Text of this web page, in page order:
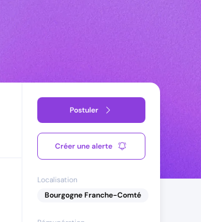
Postuler
Créer une alerte
Localisation
Bourgogne Franche-Comté